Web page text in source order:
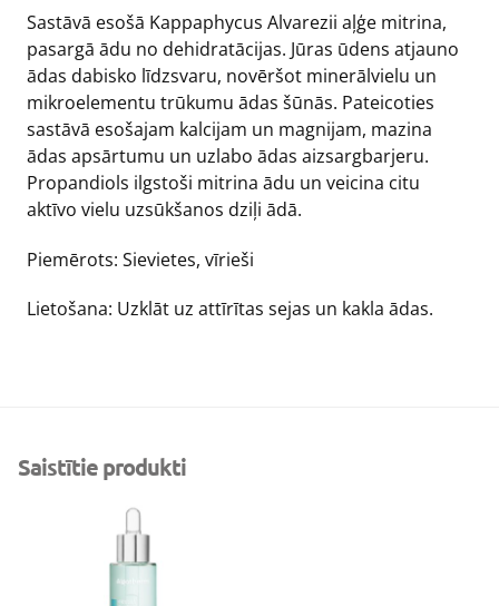
Sastāvā esošā Kappaphycus Alvarezii aļģe mitrina,
pasargā ādu no dehidratācijas. Jūras ūdens atjauno
ādas dabisko līdzsvaru, novēršot minerālvielu un
mikroelementu trūkumu ādas šūnās. Pateicoties
sastāvā esošajam kalcijam un magnijam, mazina
ādas apsārtumu un uzlabo ādas aizsargbarjeru.
Propandiols ilgstoši mitrina ādu un veicina citu
aktīvo vielu uzsūkšanos dziļi ādā.
Piemērots: Sievietes, vīrieši
Lietošana: Uzklāt uz attīrītas sejas un kakla ādas.
Saistītie produkti